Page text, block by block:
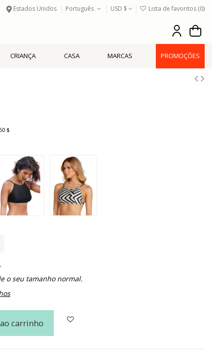
Estados Unidos Português USD $ Lista de favoritos (0)
CRIANÇA CASA MARCAS PROMOÇÕES
$
o seu tamanho normal.
carrinho